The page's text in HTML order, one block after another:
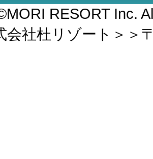
RESORT Inc.
会社杜リゾート＞＞